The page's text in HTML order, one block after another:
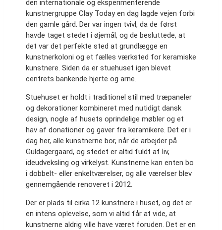
den internationale og eksperimenterende
kunstnergruppe Clay Today en dag lagde vejen forbi
den gamle gård. Der var ingen tvivl, da de først
havde taget stedet i øjemål, og de besluttede, at
det var det perfekte sted at grundlægge en
kunstnerkoloni og et fælles værksted for keramiske
kunstnere. Siden da er stuehuset igen blevet
centrets bankende hjerte og arne.
Stuehuset er holdt i traditionel stil med træpaneler
og dekorationer kombineret med nutidigt dansk
design, nogle af husets oprindelige møbler og et
hav af donationer og gaver fra keramikere. Det er i
dag her, alle kunstnerne bor, når de arbejder på
Guldagergaard, og stedet er altid fuldt af liv,
ideudveksling og virkelyst. Kunstnerne kan enten bo
i dobbelt- eller enkeltværelser, og alle værelser blev
gennemgående renoveret i 2012.
Der er plads til cirka 12 kunstnere i huset, og det er
en intens oplevelse, som vi altid får at vide, at
kunstnerne aldrig ville have været foruden. Det er en